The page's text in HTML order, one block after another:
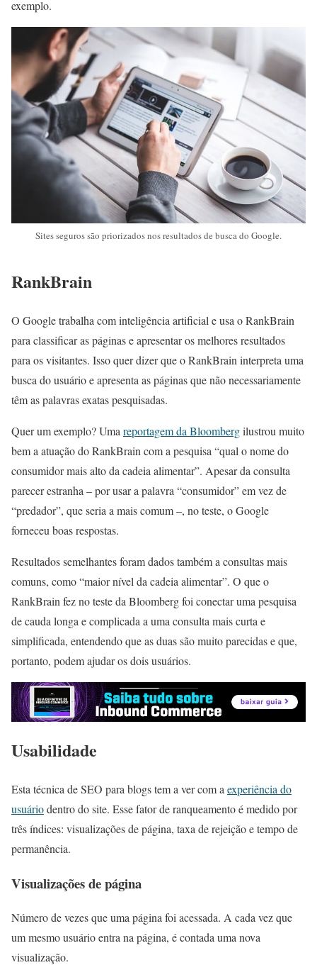
exemplo.
Sites seguros são priorizados nos resultados de busca do Google.
RankBrain
O Google trabalha com inteligência artificial e usa o RankBrain
para classificar as páginas e apresentar os melhores resultados
para os visitantes. Isso quer dizer que o RankBrain interpreta uma
busca do usuário e apresenta as páginas que não necessariamente
têm as palavras exatas pesquisadas.
Quer um exemplo? Uma reportagem da Bloombergilustrou muito
bem a atuação do RankBrain com a pesquisa “qual o nome do
consumidor mais alto da cadeia alimentar”. Apesar da consulta
parecer estranha – por usar a palavra “consumidor” em vez de
“predador”, que seria a mais comum –, no teste, o Google
forneceu boas respostas.
Resultados semelhantes foram dados também a consultas mais
comuns, como “maior nível da cadeia alimentar”. O que o
RankBrain fez no teste da Bloomberg foi conectar uma pesquisa
de cauda longa e complicada a uma consulta mais curta e
simplificada, entendendo que as duas são muito parecidas e que,
portanto, podem ajudar os dois usuários.
Usabilidade
Esta técnica de SEO para blogs tem a ver com a experiência do
usuáriodentro do site. Esse fator de ranqueamento é medido por
três índices: visualizações de página, taxa de rejeição e tempo de
permanência.
Visualizações de página
Número de vezes que uma página foi acessada. A cada vez que
um mesmo usuário entra na página, é contada uma nova
visualização.